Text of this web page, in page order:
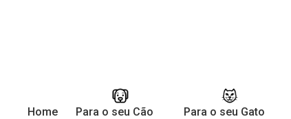
Home Para o seu Cão Para o seu Gato